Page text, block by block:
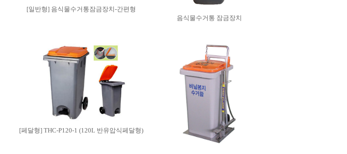
[일반형] 음식물수거통잠금장치-간편형
음식물수거통 잠금장치
[페달형] THC-P120-1 (120L 반유압식페달형)